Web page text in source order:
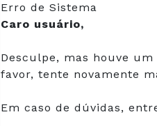
Erro de Sistema
Caro usuário,
Desculpe, mas houve
favor, tente novamente
Em caso de dúvidas,